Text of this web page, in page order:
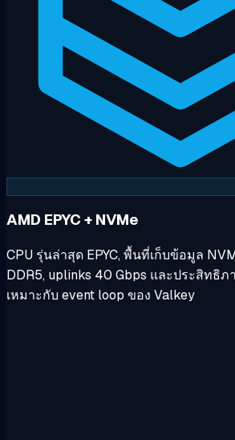
AMD EPYC + NVMe
CPU รุ่นล่าสุด EPYC, พื้นที่เก็บข้อมูล
DDR5, uplinks 40 Gbps และประสิทธิ
เหมาะกับ event loop ของ Valkey